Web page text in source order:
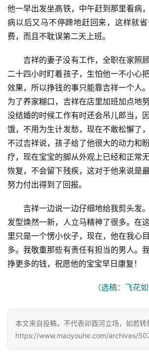
他一早出发坐高铁，中午赶到那里看病
病以后又马不停蹄地赶回来，这样就
费，而且不耽误第二天上班。
吉祥的妻子没有工作，全职在家照
二十四小时盯着孩子，生怕他一不小心
效果，所以挣钱的事只能靠吉祥一个人
为了养家糊口，吉祥在店里加班加点地
没结婚的时候工作有时还会吊儿郎当，
饿，不用为生计发愁，现在不敢松懈了
不过吉祥说，孩子给了他很大的动力和
疗，现在宝宝的脚从外观上已经和正常
恢复，不会留下残疾，这对于他来说是
努力付出得到了回报。
吉祥一边说一边仔细地给我剪头发
发型焕然一新，人立马精神了很多。在
里只是一个愣小伙子，现在，他在我心
多。我敬重那些有责任有担当的男人。
挣更多的钱，祝愿他的宝宝早日康复！
（选稿：飞花
本文来自投稿，不代表卯酉河立场，如若转
https://www.maoyouhe.com/archives/